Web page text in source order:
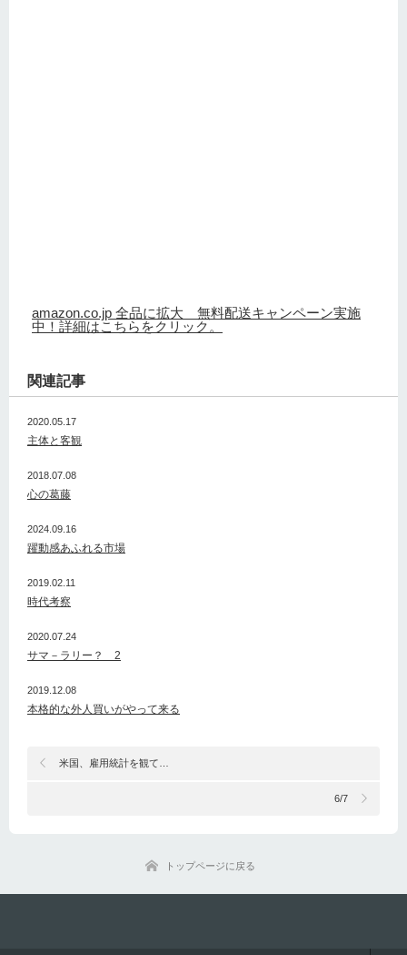
amazon.co.jp 全品に拡大 無料配送キャンペーン実施
中！詳細はこちらをクリック。
関連記事
2020.05.17
主体と客観
2018.07.08
心の葛藤
2024.09.16
躍動感あふれる市場
2019.02.11
時代考察
2020.07.24
サマ－ラリー？ 2
2019.12.08
本格的な外人買いがやって来る
米国、雇用統計を観て…
6/7
トップページに戻る